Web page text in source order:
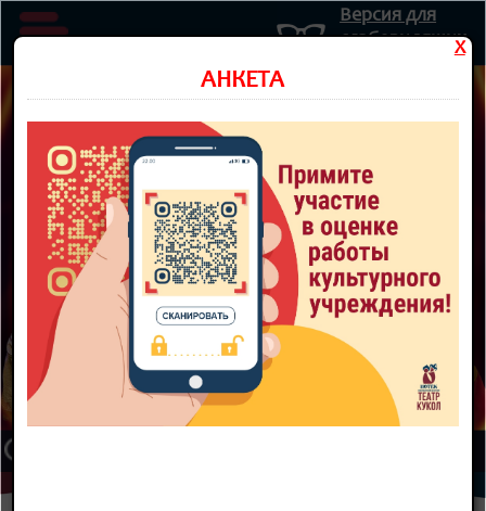
Версия для
слабовидящих
Министерство культуры Новосибирской области
НОВОСИБИРСКИЙ ОБЛАСТНОЙ
ТЕАТР КУКОЛ
8 800 300-49-10
93 театральный сезон
X
АНКЕТА